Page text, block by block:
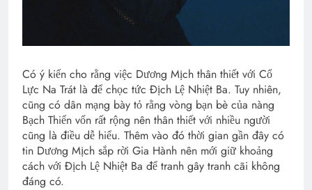
Có ý kiến cho rằng việc Dương Mịch thân thiết với Cổ
Lực Na Trát là để chọc tức Địch Lệ Nhiệt Ba. Tuy nhiên,
cũng có dân mạng bày tỏ rằng vòng bạn bè của nàng
Bạch Thiển vốn rất rộng nên thân thiết với nhiều người
cũng là điều dễ hiểu. Thêm vào đó thời gian gần đây có
tin Dương Mịch sắp rời Gia Hành nên mới giữ khoảng
cách với Địch Lệ Nhiệt Ba để tranh gây tranh cãi không
đáng có.